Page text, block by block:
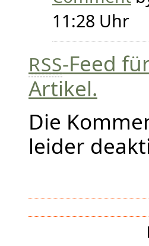
11:28 Uhr
RSS-Feed
Artikel.
Die
leider